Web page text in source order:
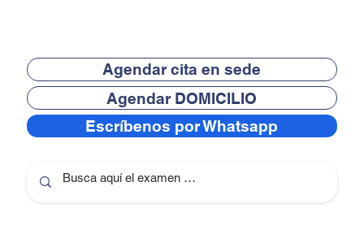
Agendar cita en sede
Agendar DOMICILIO
Escríbenos por Whatsapp